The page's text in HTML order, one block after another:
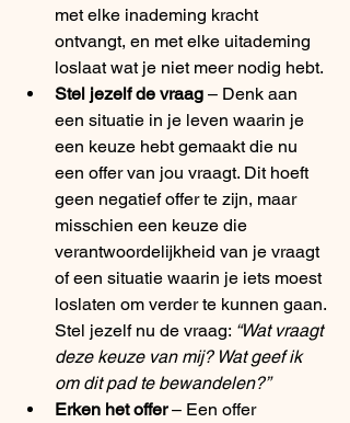
met elke inademing kracht
ontvangt, en met elke uitademing
loslaat wat je niet meer nodig hebt.
Stel jezelf de vraag – Denk aan
een situatie in je leven waarin je
een keuze hebt gemaakt die nu
een offer van jou vraagt. Dit hoeft
geen negatief offer te zijn, maar
misschien een keuze die
verantwoordelijkheid van je vraagt
of een situatie waarin je iets moest
loslaten om verder te kunnen gaan.
Stel jezelf nu de vraag: “Wat vraagt
deze keuze van mij? Wat geef ik
om dit pad te bewandelen?”
Erken het offer – Een offer